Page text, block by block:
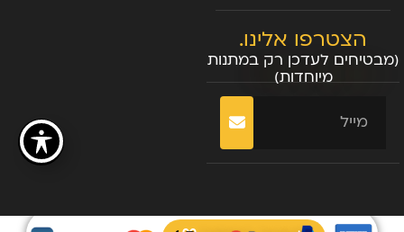
הצטרפו אלינו.
(מבטיחים לעדכן רק במתנות
מיוחדות)
שליחה